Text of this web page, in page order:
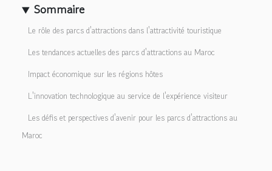
Sommaire
Le rôle des parcs d'attractions dans l'attractivité touristique
Les tendances actuelles des parcs d'attractions au Maroc
Impact économique sur les régions hôtes
L'innovation technologique au service de l'expérience visiteur
Les défis et perspectives d'avenir pour les parcs d'attractions au
Maroc